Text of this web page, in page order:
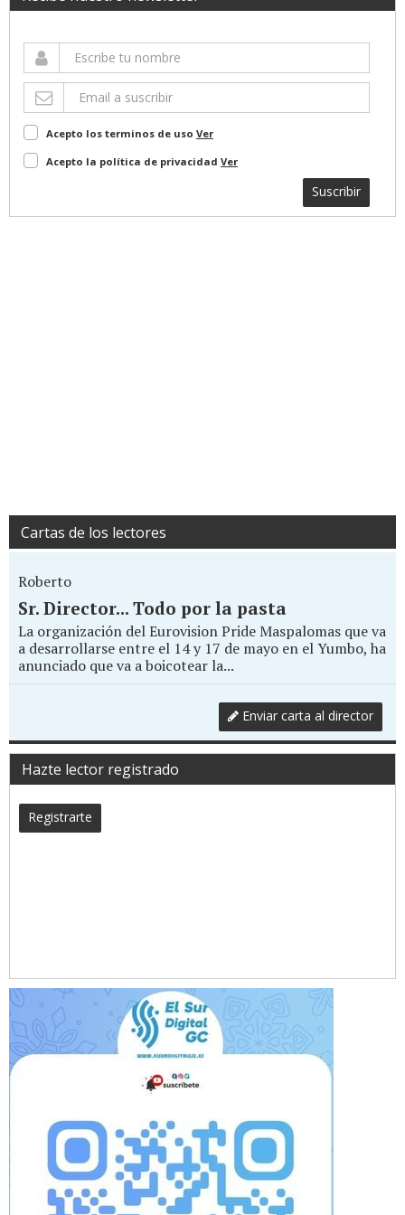
Acepto los terminos de uso Ver
Acepto la política de privacidad Ver
Suscribir
Cartas de los lectores
Roberto
Sr. Director... Todo por la pasta
La organización del Eurovision Pride Maspalomas que va
a desarrollarse entre el 14 y 17 de mayo en el Yumbo, ha
anunciado que va a boicotear la...
Enviar carta al director
Hazte lector registrado
Registrarte